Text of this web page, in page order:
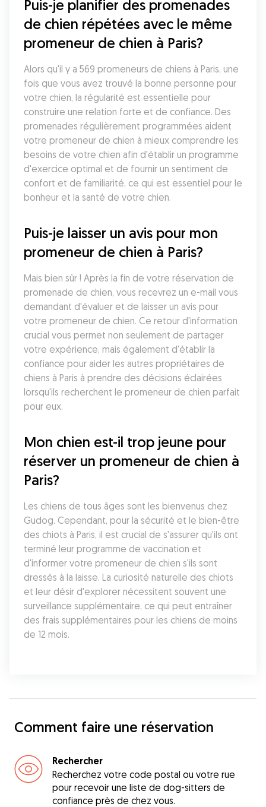
Puis-je planifier des promenades
de chien répétées avec le même
promeneur de chien à Paris?
Alors qu'il y a 569 promeneurs de chiens à Paris, une
fois que vous avez trouvé la bonne personne pour
votre chien, la régularité est essentielle pour
construire une relation forte et de confiance. Des
promenades régulièrement programmées aident
votre promeneur de chien à mieux comprendre les
besoins de votre chien afin d'établir un programme
d'exercice optimal et de fournir un sentiment de
confort et de familiarité, ce qui est essentiel pour le
bonheur et la santé de votre chien.
Puis-je laisser un avis pour mon
promeneur de chien à Paris?
Mais bien sûr ! Après la fin de votre réservation de
promenade de chien, vous recevrez un e-mail vous
demandant d'évaluer et de laisser un avis pour
votre promeneur de chien. Ce retour d'information
crucial vous permet non seulement de partager
votre expérience, mais également d'établir la
confiance pour aider les autres propriétaires de
chiens à Paris à prendre des décisions éclairées
lorsqu'ils recherchent le promeneur de chien parfait
pour eux.
Mon chien est-il trop jeune pour
réserver un promeneur de chien à
Paris?
Les chiens de tous âges sont les bienvenus chez
Gudog. Cependant, pour la sécurité et le bien-être
des chiots à Paris, il est crucial de s'assurer qu'ils ont
terminé leur programme de vaccination et
d'informer votre promeneur de chien s'ils sont
dressés à la laisse. La curiosité naturelle des chiots
et leur désir d'explorer nécessitent souvent une
surveillance supplémentaire, ce qui peut entraîner
des frais supplémentaires pour les chiens de moins
de 12 mois.
Comment faire une réservation
Rechercher
Recherchez votre code postal ou votre rue
pour recevoir une liste de dog-sitters de
confiance près de chez vous.